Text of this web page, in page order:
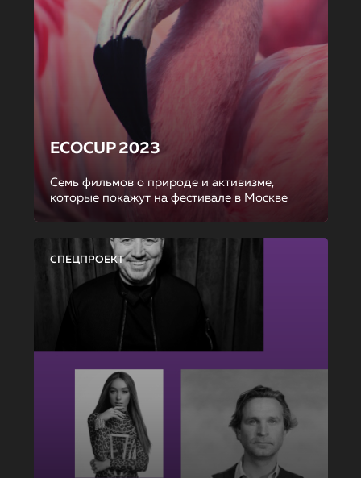
ECOCUP 2023
Семь фильмов о природе и активизме,
которые покажут на фестивале в Москве
СПЕЦПРОЕКТ